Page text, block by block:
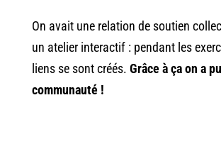
On avait une relation de soutien
un atelier interactif : pendant les
liens se sont créés. Grâce à ça on a
communauté !